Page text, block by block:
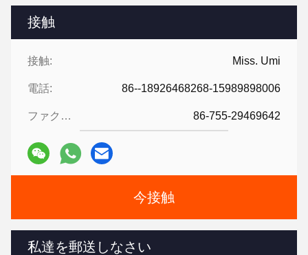
接触
接触: Miss. Umi
電話: 86--18926468268-15989898006
ファクシミリ: 86-755-29469642
今接触
私達を郵送しなさい